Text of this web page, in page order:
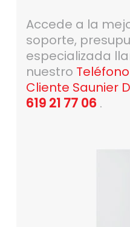
Accede a la
soporte,
especializada
nuestro
Cliente Saunier
619 21 77 06 .